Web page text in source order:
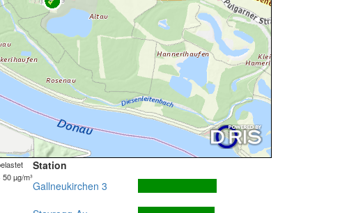
50 µg/m³
Station
Gallneukirchen 3